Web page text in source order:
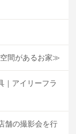
間があるお家≫
｜アイリーフラ
舗の撮影会を行